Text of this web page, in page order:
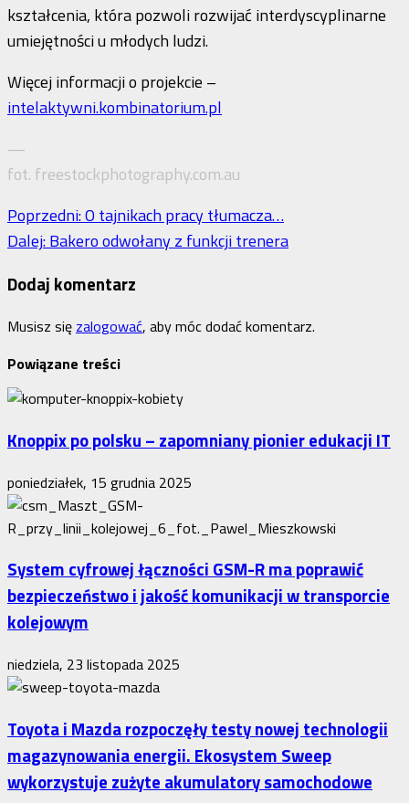
kształcenia, która pozwoli rozwijać interdyscyplinarne
umiejętności u młodych ludzi.
Więcej informacji o projekcie –
intelaktywni.kombinatorium.pl
—
fot. freestockphotography.com.au
Zobacz
wpisy
Poprzedni:O tajnikach pracy tłumacza…
Dalej:Bakero odwołany z funkcji trenera
Dodaj komentarz
Musisz się zalogować, aby móc dodać komentarz.
Powiązane treści
Knoppix po polsku – zapomniany pionier edukacji IT
poniedziałek, 15 grudnia 2025
System cyfrowej łączności GSM-R ma poprawić
bezpieczeństwo i jakość komunikacji w transporcie
kolejowym
niedziela, 23 listopada 2025
Toyota i Mazda rozpoczęły testy nowej technologii
magazynowania energii. Ekosystem Sweep
wykorzystuje zużyte akumulatory samochodowe